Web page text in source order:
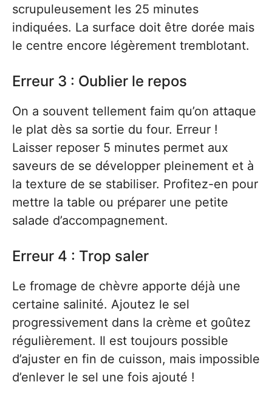
scrupuleusement les 25 minutes
indiquées. La surface doit être dorée mais
le centre encore légèrement tremblotant.
Erreur 3 : Oublier le repos
On a souvent tellement faim qu’on attaque
le plat dès sa sortie du four. Erreur !
Laisser reposer 5 minutes permet aux
saveurs de se développer pleinement et à
la texture de se stabiliser. Profitez-en pour
mettre la table ou préparer une petite
salade d’accompagnement.
Erreur 4 : Trop saler
Le fromage de chèvre apporte déjà une
certaine salinité. Ajoutez le sel
progressivement dans la crème et goûtez
régulièrement. Il est toujours possible
d’ajuster en fin de cuisson, mais impossible
d’enlever le sel une fois ajouté !